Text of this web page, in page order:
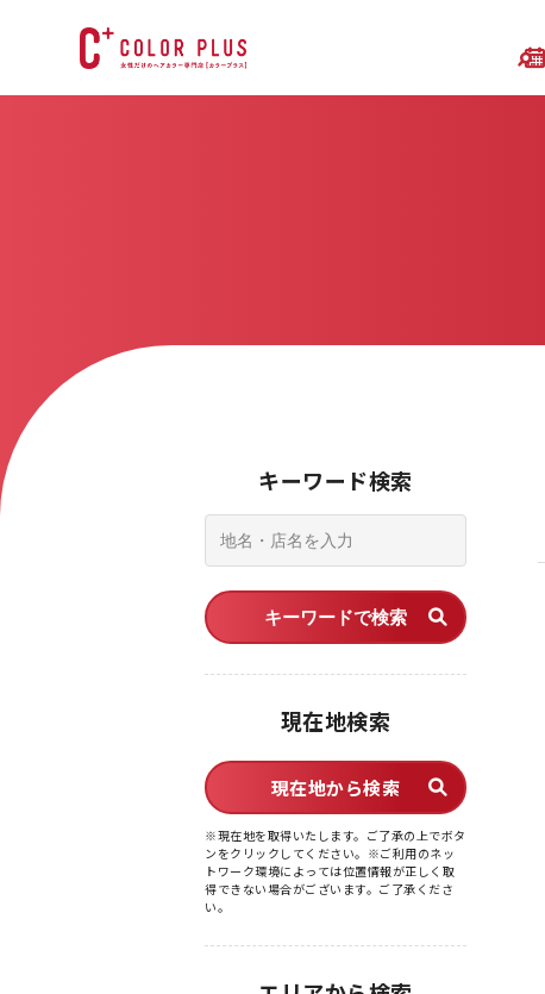
キーワード検索
キーワードで検索
現在地検索
現在地から検索
※現在地を取得いたします。ご了承の上でボタ
ンをクリックしてください。※ご利用のネッ
トワーク環境によっては位置情報が正しく取
得できない場合がございます。ご了承くださ
い。